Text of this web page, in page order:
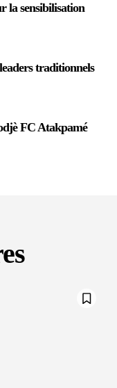
la sensibilisation
traditionnels
FC Atakpamé